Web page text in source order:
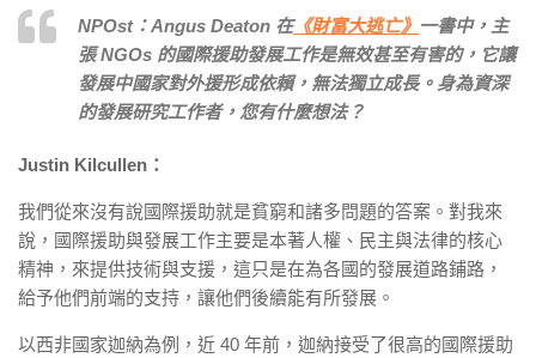
NPOst：Angus Deaton 在《財富大逃亡》 一書中，主
張 NGOs 的國際援助發展工作是無效甚至有害的，它讓
發展中國家對外援形成依賴，無法獨立成長。身為資深
的發展研究工作者，您有什麼想法？
Justin Kilcullen：
我們從來沒有說國際援助就是貧窮和諸多問題的答案。對我來
說，國際援助與發展工作主要是本著人權、民主與法律的核心
精神，來提供技術與支援，這只是在為各國的發展道路鋪路，
給予他們前端的支持，讓他們後續能有所發展。
以西非國家迦納為例，近 40 年前，迦納接受了很高的國際援助